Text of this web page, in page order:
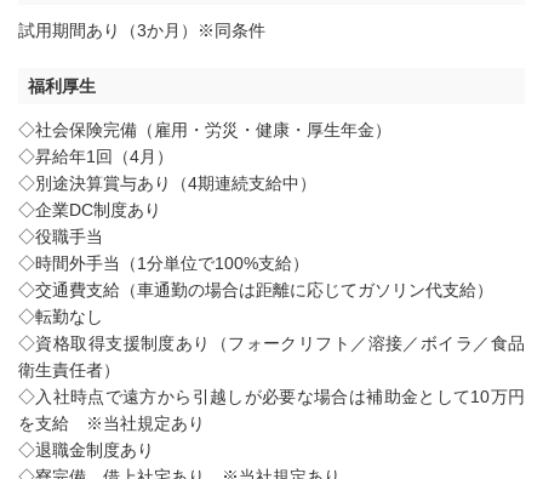
試用期間あり（3か月）※同条件
福利厚生
◇社会保険完備（雇用・労災・健康・厚生年金）
◇昇給年1回（4月）
◇別途決算賞与あり（4期連続支給中）
◇企業DC制度あり
◇役職手当
◇時間外手当（1分単位で100%支給）
◇交通費支給（車通勤の場合は距離に応じてガソリン代支給）
◇転勤なし
◇資格取得支援制度あり（フォークリフト／溶接／ボイラ／食品
衛生責任者）
◇入社時点で遠方から引越しが必要な場合は補助金として10万円
を支給 ※当社規定あり
◇退職金制度あり